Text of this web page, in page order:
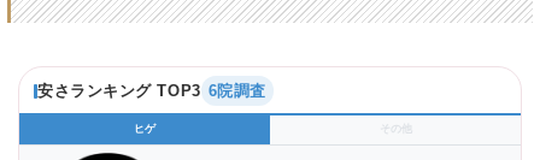
安さランキング TOP3 6院調査
ヒゲ その他